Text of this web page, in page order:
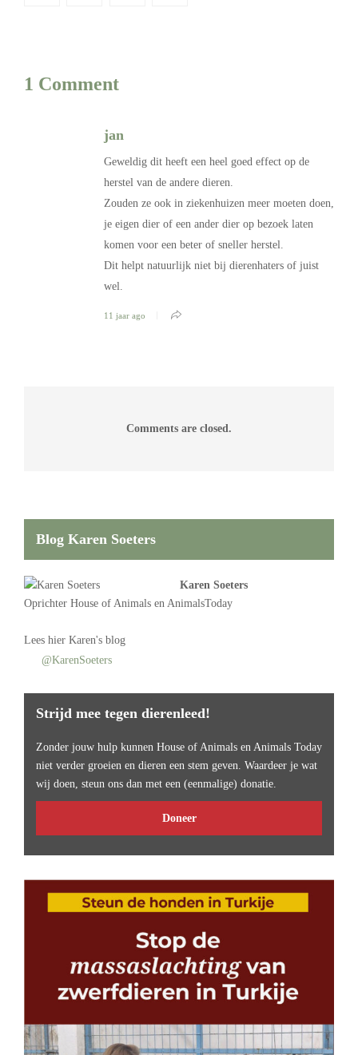
1 Comment
jan
Geweldig dit heeft een heel goed effect op de
herstel van de andere dieren.
Zouden ze ook in ziekenhuizen meer moeten doen,
je eigen dier of een ander dier op bezoek laten
komen voor een beter of sneller herstel.
Dit helpt natuurlijk niet bij dierenhaters of juist
wel.
11 jaar ago
Comments are closed.
Blog Karen Soeters
Karen Soeters
Oprichter House of Animals en AnimalsToday
Lees hier Karen's blog
@KarenSoeters
Strijd mee tegen dierenleed!
Zonder jouw hulp kunnen House of Animals en Animals Today
niet verder groeien en dieren een stem geven. Waardeer je wat
wij doen, steun ons dan met een (eenmalige) donatie.
Doneer